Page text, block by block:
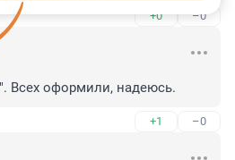
+0 –0
Всех оформили, надеюсь.
+1 –0